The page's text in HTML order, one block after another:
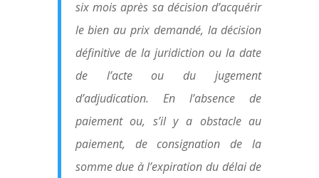
six mois après sa décision d’acquérir
le bien au prix demandé, la décision
définitive de la juridiction ou la date
de l’acte ou du jugement
d’adjudication. En l’absence de
paiement ou, s’il y a obstacle au
paiement, de consignation de la
somme due à l’expiration du délai de